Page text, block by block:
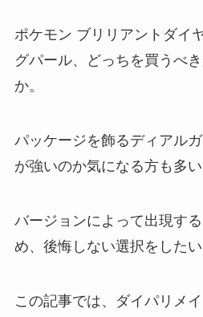
ポケモン ブリリアントダイ
グパール、どっちを買うべ
か。
パッケージを飾るディアル
が強いのか気になる方も多い
バージョンによって出現す
め、後悔しない選択をしたい
この記事では、ダイパリメ